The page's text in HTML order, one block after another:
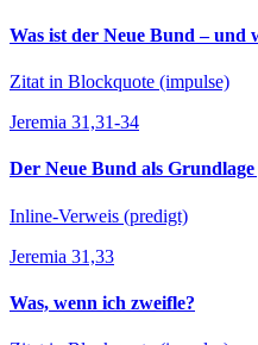
Was ist der Neue Bund – und
Zitat in Blockquote (impulse)
Jeremia 31,31-34
Der Neue Bund als
Inline-Verweis (predigt)
Jeremia 31,33
Was, wenn ich zweifle?